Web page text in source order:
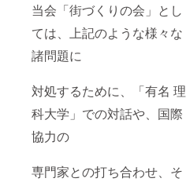
当会「街づくりの会」とし
ては、上記のような様々な
諸問題に
対処するために、「有名 理
科大学」での対話や、国際
協力の
専門家との打ち合わせ、そ